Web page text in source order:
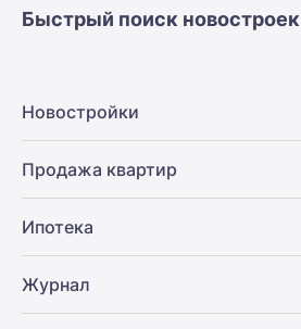
Быстрый поиск новостроек
Новостройки
Продажа квартир
Ипотека
Журнал